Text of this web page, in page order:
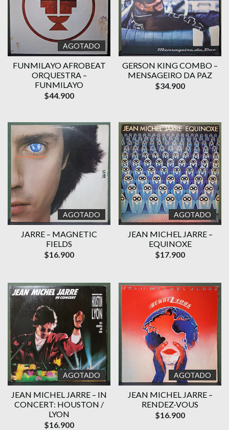
AGOTADO
FUNMILAYO AFROBEAT
ORQUESTRA –
FUNMILAYO
$44.900
GERSON KING COMBO –
MENSAGEIRO DA PAZ
$34.900
AGOTADO
JARRE – MAGNETIC
FIELDS
$16.900
AGOTADO
JEAN MICHEL JARRE –
EQUINOXE
$17.900
AGOTADO
JEAN MICHEL JARRE – IN
CONCERT: HOUSTON /
LYON
$16.900
AGOTADO
JEAN MICHEL JARRE –
RENDEZ-VOUS
$16.900